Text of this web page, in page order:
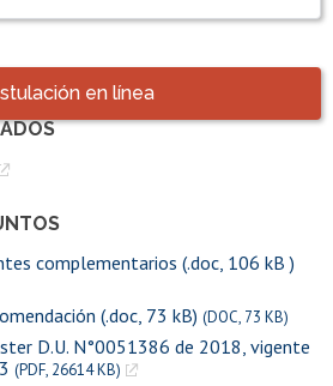
en línea
de interés
complementarios (.doc, 106 kB )
(.doc, 73 kB) (DOC, 73 KB)
D.U. N°0051386 de 2018, vigente
(PDF, 26614 KB)